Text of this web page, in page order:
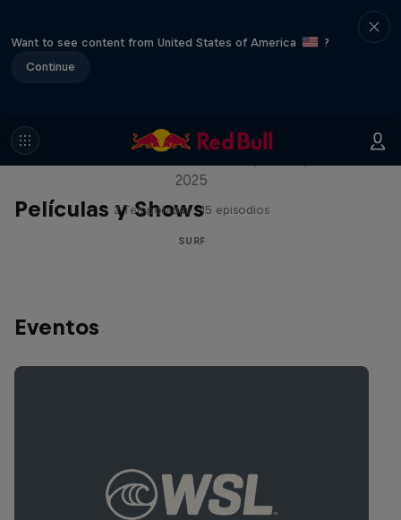
Want to see content from United States of America
?
Continue
Películas y Shows
Inside Pro Surfing
2025
2 Temporadas · 15 episodios
SURF
Eventos